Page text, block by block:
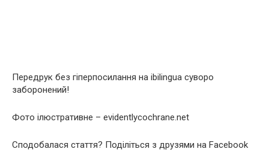
Передрук без гіперпосилання на ibilingua суворо
заборонений!
Фото ілюстративне – evidentlycochrane.net
Сподобалася стаття? Поділіться з друзями на Facebook